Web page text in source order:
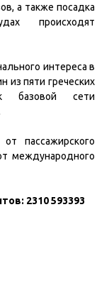
а также посадка
происходят
интереса в
из пяти греческих
базовой сети
пассажирского
международного
2310 593393